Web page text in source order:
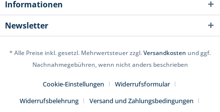
Informationen
Newsletter
* Alle Preise inkl. gesetzl. Mehrwertsteuer zzgl.Versandkosten und ggf.
Nachnahmegebühren, wenn nicht anders beschrieben
Cookie-Einstellungen
Widerrufsformular
Widerrufsbelehrung
Versand und Zahlungsbedingungen